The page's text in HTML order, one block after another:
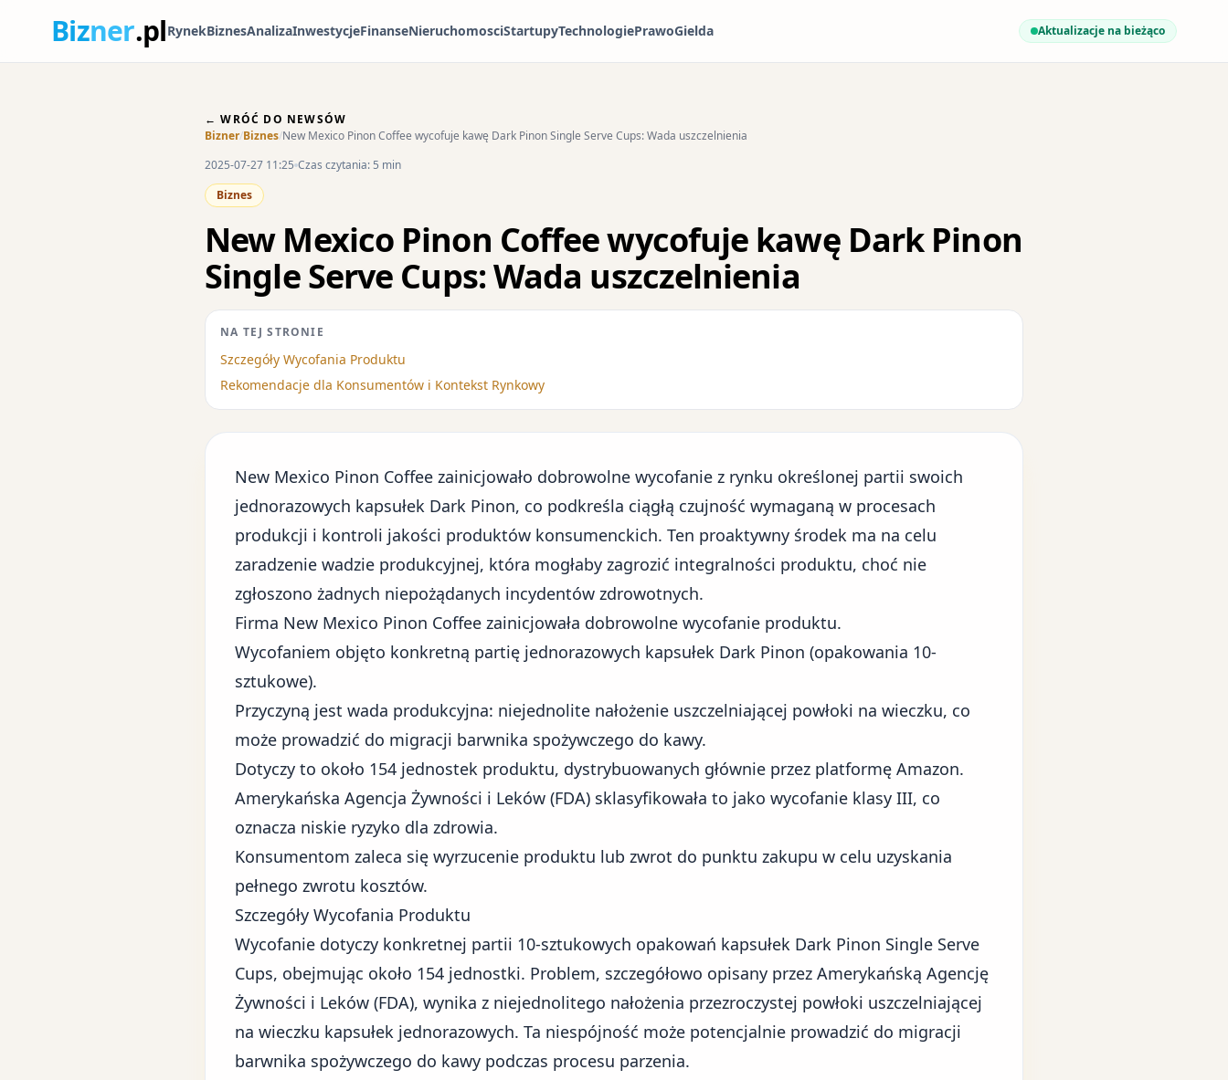
Bizner.plRynekBiznesAnalizaInwestycjeFinanseNieruchomosciStartupyTechnologiePrawoGielda Aktualizacje na bieżąco
← WRÓĆ DO NEWSÓW
Bizner/Biznes/New Mexico Pinon Coffee wycofuje kawę Dark Pinon Single Serve Cups: Wada uszczelnienia
2025-07-27 11:25 Czas czytania: 5 min
Biznes
New Mexico Pinon Coffee wycofuje kawę Dark Pinon
Single Serve Cups: Wada uszczelnienia
NA TEJ STRONIE
Szczegóły Wycofania Produktu
Rekomendacje dla Konsumentów i Kontekst Rynkowy
New Mexico Pinon Coffee zainicjowało dobrowolne wycofanie z rynku określonej partii swoich
jednorazowych kapsułek Dark Pinon, co podkreśla ciągłą czujność wymaganą w procesach
produkcji i kontroli jakości produktów konsumenckich. Ten proaktywny środek ma na celu
zaradzenie wadzie produkcyjnej, która mogłaby zagrozić integralności produktu, choć nie
zgłoszono żadnych niepożądanych incydentów zdrowotnych.
Firma New Mexico Pinon Coffee zainicjowała dobrowolne wycofanie produktu.
Wycofaniem objęto konkretną partię jednorazowych kapsułek Dark Pinon (opakowania 10-
sztukowe).
Przyczyną jest wada produkcyjna: niejednolite nałożenie uszczelniającej powłoki na wieczku, co
może prowadzić do migracji barwnika spożywczego do kawy.
Dotyczy to około 154 jednostek produktu, dystrybuowanych głównie przez platformę Amazon.
Amerykańska Agencja Żywności i Leków (FDA) sklasyfikowała to jako wycofanie klasy III, co
oznacza niskie ryzyko dla zdrowia.
Konsumentom zaleca się wyrzucenie produktu lub zwrot do punktu zakupu w celu uzyskania
pełnego zwrotu kosztów.
Szczegóły Wycofania Produktu
Wycofanie dotyczy konkretnej partii 10-sztukowych opakowań kapsułek Dark Pinon Single Serve
Cups, obejmując około 154 jednostki. Problem, szczegółowo opisany przez Amerykańską Agencję
Żywności i Leków (FDA), wynika z niejednolitego nałożenia przezroczystej powłoki uszczelniającej
na wieczku kapsułek jednorazowych. Ta niespójność może potencjalnie prowadzić do migracji
barwnika spożywczego do kawy podczas procesu parzenia.